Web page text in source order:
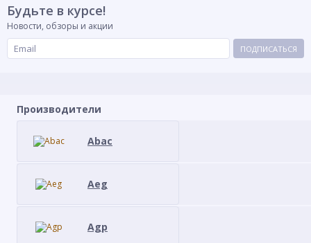
Будьте в курсе!
Новости, обзоры и акции
ПОДПИСАТЬСЯ
Производители
Abac
Aeg
Agp